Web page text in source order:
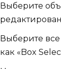
Выберите
Выберите
как «Box